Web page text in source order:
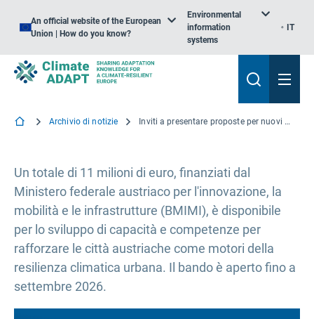
An official website of the European
Union | How do you know?
Environmental
information
systems
IT
Archivio di notizie Inviti a presentare proposte per nuovi partenariati per il clima per le città in Austria
Un totale di 11 milioni di euro, finanziati dal
Ministero federale austriaco per l'innovazione, la
mobilità e le infrastrutture (BMIMI), è disponibile
per lo sviluppo di capacità e competenze per
rafforzare le città austriache come motori della
resilienza climatica urbana. Il bando è aperto fino a
settembre 2026.